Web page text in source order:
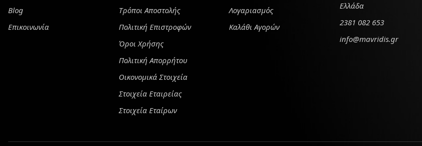
Blog
Επικοινωνία
Tρόποι Αποστολής
Πολιτική Επιστροφών
Όροι Χρήσης
Πολιτική Απορρήτου
Οικονομικά Στοιχεία
Στοιχεία Εταιρείας
Στοιχεία Εταίρων
Λογαριασμός
Καλάθι Αγορών
Ελλάδα
2381 082 653
info@mavridis.gr